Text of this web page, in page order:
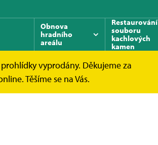
Obnova
hradního
areálu
Restaurování
souboru
kachlových
kamen
vyprodány. Děkujeme za
Těšíme se na Vás.